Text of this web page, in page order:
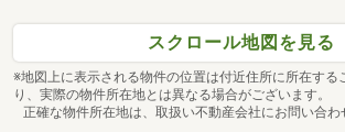
スクロール地図を見る
※地図上に表示される物件の位置は付近住所に所在する
り、実際の物件所在地とは異なる場合がございます。
正確な物件所在地は、取扱い不動産会社にお問い合わ